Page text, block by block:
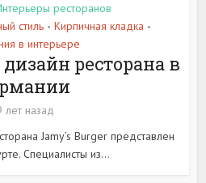
ресторанов
стиль • Кирпичная кладка •
в интерьере
ресторана в
лет назад
Jamy’s Burger представлен
Специалисты из...